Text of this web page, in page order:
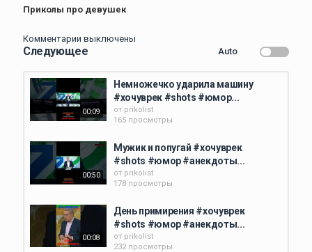
Приколы про девушек
Комментарии выключены
Следующее Auto
00:09
Немножечко ударила машину
#хочуврек #shots #юмор...
от prikolist
165 просмотры
00:50
Мужик и попугай #хочуврек
#shots #юмор #анекдоты...
от prikolist
178 просмотры
00:08
День примирения #хочуврек
#shots #юмор #анекдоты...
от prikolist
232 просмотры